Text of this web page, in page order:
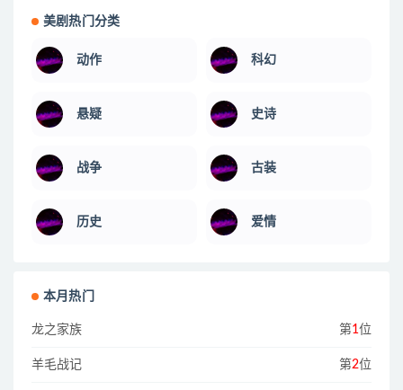
美剧热门分类
动作 科幻
悬疑 史诗
战争 古装
历史 爱情
本月热门
龙之家族 第1位
羊毛战记 第2位